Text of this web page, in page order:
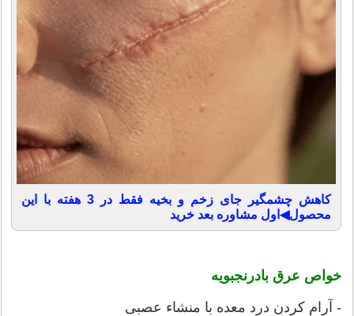
کاهش چشمگیر جای زخم و بخیه فقط در 3 هفته با این
محصول◀اول مشاوره بعد خرید
خواص عرق بادرنجبویه
- آرام کردن درد معده با منشاء عصبی